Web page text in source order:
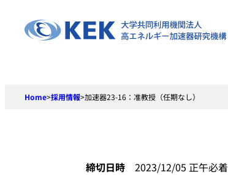
Home>採用情報>加速器23-16：准教授（任期なし）
締切日時 2023/12/05 正午必着